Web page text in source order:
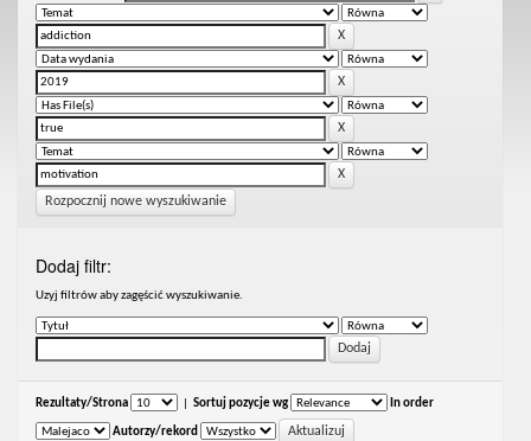
Rozpocznij nowe wyszukiwanie
Dodaj filtr:
Uzyj filtrów aby zagęścić wyszukiwanie.
Rezultaty/Strona Sortuj pozycje wg In order
Autorzy/rekord